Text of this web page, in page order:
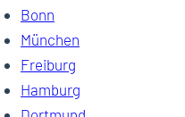
Bonn
München
Freiburg
Hamburg